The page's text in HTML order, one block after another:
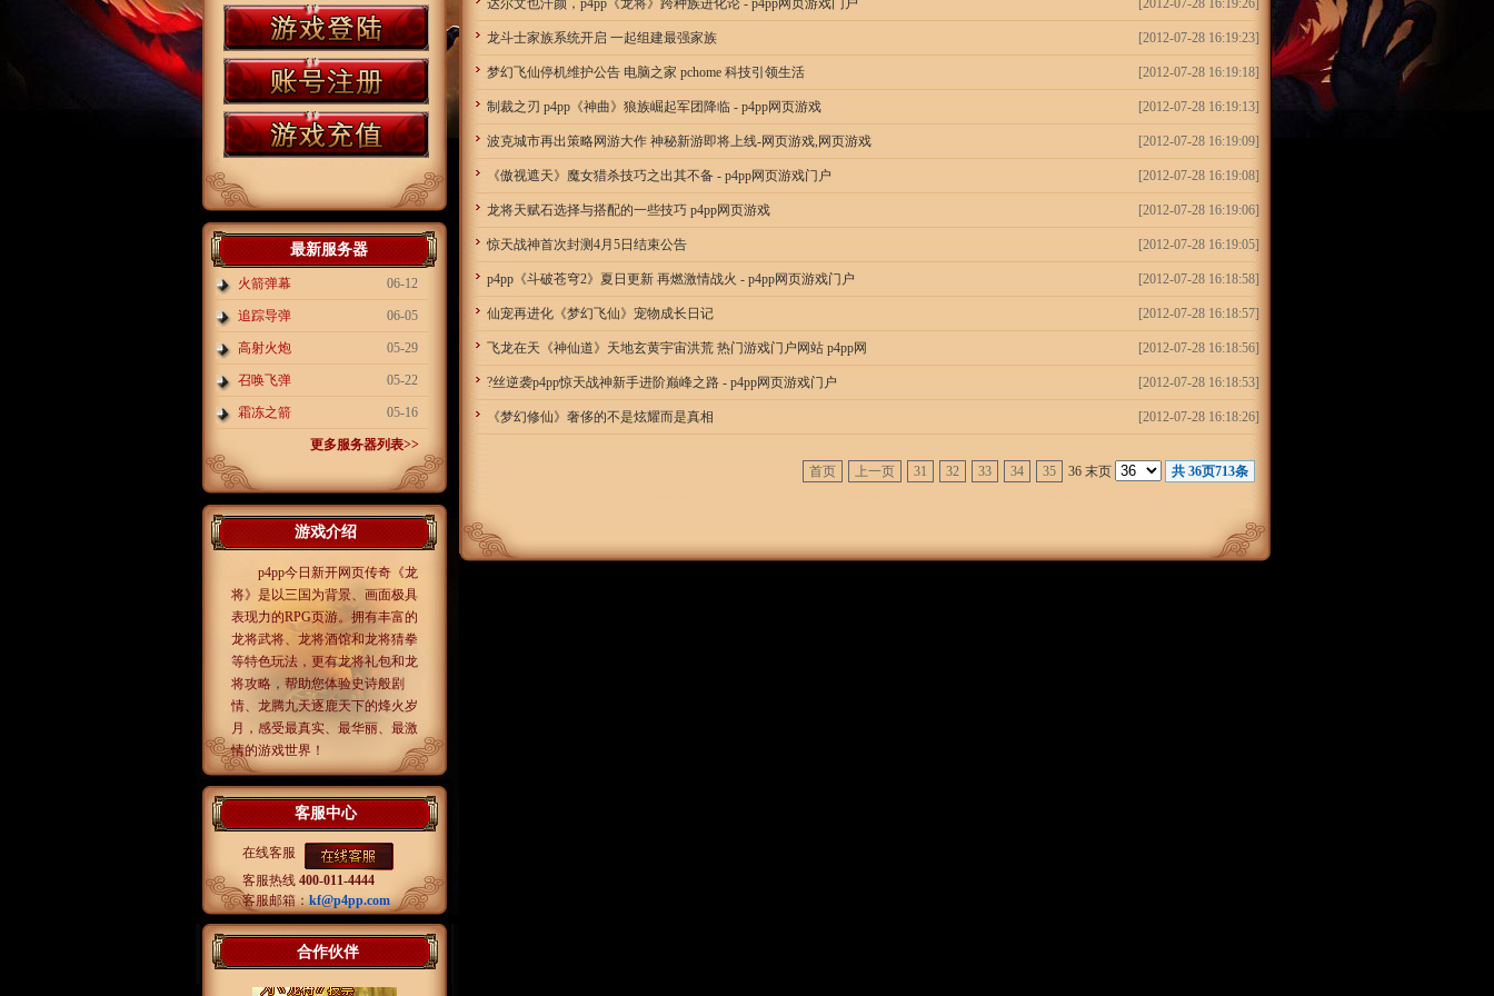
最新服务器
06-12
火箭弹幕
06-05
追踪导弹
05-29
高射火炮
05-22
召唤飞弹
05-16
霜冻之箭
更多服务器列表>>
游戏介绍
p4pp今日新开网页传奇《龙
将》是以三国为背景、画面极具
表现力的RPG页游。拥有丰富的
龙将武将、龙将酒馆和龙将猜拳
等特色玩法，更有龙将礼包和龙
将攻略，帮助您体验史诗般剧
情、龙腾九天逐鹿天下的烽火岁
月，感受最真实、最华丽、最激
情的游戏世界！
客服中心
在线客服
客服热线 400-011-4444
客服邮箱：kf@p4pp.com
合作伙伴
达尔文也汗颜，p4pp《龙将》跨种族进化论 - p4pp网页游戏门户 [2012-07-28 16:19:26]
龙斗士家族系统开启 一起组建最强家族 [2012-07-28 16:19:23]
梦幻飞仙停机维护公告 电脑之家 pchome 科技引领生活 [2012-07-28 16:19:18]
制裁之刃 p4pp《神曲》狼族崛起军团降临 - p4pp网页游戏 [2012-07-28 16:19:13]
波克城市再出策略网游大作 神秘新游即将上线-网页游戏,网页游戏 [2012-07-28 16:19:09]
《傲视遮天》魔女猎杀技巧之出其不备 - p4pp网页游戏门户 [2012-07-28 16:19:08]
龙将天赋石选择与搭配的一些技巧 p4pp网页游戏 [2012-07-28 16:19:06]
惊天战神首次封测4月5日结束公告 [2012-07-28 16:19:05]
p4pp《斗破苍穹2》夏日更新 再燃激情战火 - p4pp网页游戏门户 [2012-07-28 16:18:58]
仙宠再进化《梦幻飞仙》宠物成长日记 [2012-07-28 16:18:57]
飞龙在天《神仙道》天地玄黄宇宙洪荒 热门游戏门户网站 p4pp网 [2012-07-28 16:18:56]
?丝逆袭p4pp惊天战神新手进阶巅峰之路 - p4pp网页游戏门户 [2012-07-28 16:18:53]
《梦幻修仙》奢侈的不是炫耀而是真相 [2012-07-28 16:18:26]
首页 上一页 31 32 33 34 35 36 末页 共 36页713条